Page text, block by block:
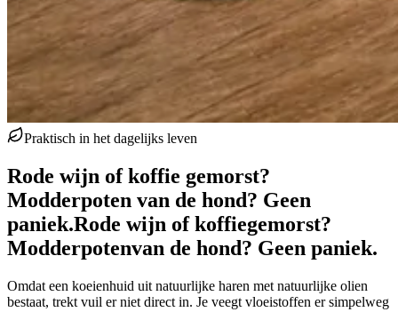
Praktisch in het dagelijks leven
Rode wijn of koffie gemorst?
Modderpoten van de hond? Geen
paniek.Rode wijn of koffiegemorst?
Modderpotenvan de hond? Geen paniek.
Omdat een koeienhuid uit natuurlijke haren met natuurlijke olien
bestaat, trekt vuil er niet direct in. Je veegt vloeistoffen er simpelweg